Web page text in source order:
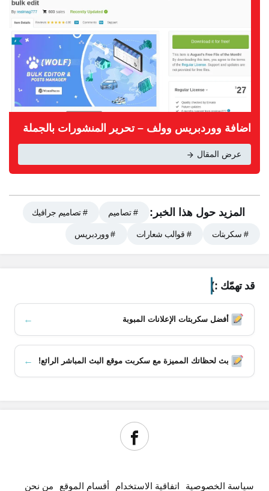
اضافة ووردبريس وولف – تحرير المنشورات بالجملة
عرض المقال
المزيد حول هذا الخبر: # تصاميم # تصاميم جرافيك
# سكربتات # قوالب شعارات # ووردبريس
قد تهمّك :)
أفضل سكربتات الإعلانات المبوبة ←
بث لحظاتك المميزة مع سكربت موقع البث المباشر الرائع! ←
سياسة الخصوصية اتفاقية الاستخدام أقسام الموقع من نحن